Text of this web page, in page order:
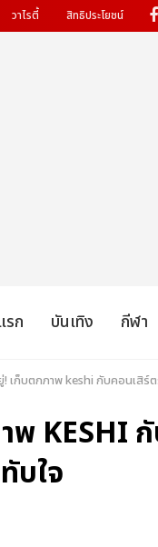
วาไรตี้ สิทธิประโยชน์
รก บันเทิง กีฬา
เก็บตกภาพ keshi กับคอนเสิร์ต
KESHI
บใจ